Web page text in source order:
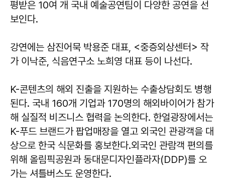
평받은 10여 개 국내 예술공연팀이 다양한 공연을 선
보인다.
강연에는 삼진어묵 박용준 대표, <중증외상센터> 작
가 이낙준, 식음연구소 노희영 대표 등이 나선다.
K-콘텐츠의 해외 진출을 지원하는 수출상담회도 병행
된다. 국내 160개 기업과 170명의 해외바이어가 참가
해 실질적 비즈니스 협력을 논의한다. 한얼광장에서는
K-푸드 브랜드가 팝업매장을 열고 외국인 관광객을 대
상으로 한국 식문화를 홍보한다.외국인 관람객 편의를
위해 올림픽공원과 동대문디자인플라자(DDP)를 오
가는 셔틀버스도 운영한다.